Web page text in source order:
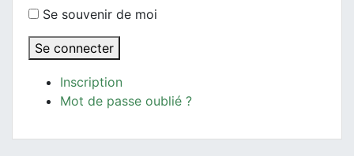
Se souvenir de moi
Se connecter
Inscription
Mot de passe oublié ?